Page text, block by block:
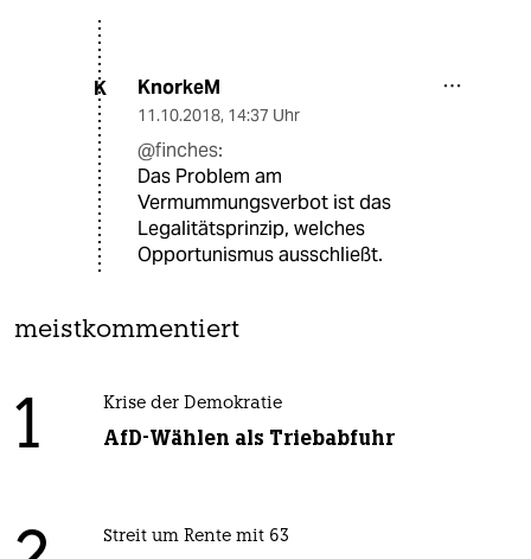
K KnorkeM
11.10.2018, 14:37 Uhr
@finches:
Das Problem am
Vermummungsverbot ist das
Legalitätsprinzip, welches
Opportunismus ausschließt.
meistkommentiert
1 Krise der Demokratie
AfD-Wählen als Triebabfuhr
Streit um Rente mit 63